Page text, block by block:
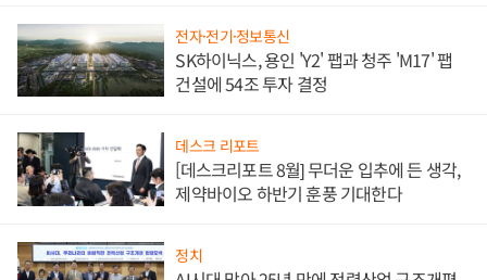
전자·전기·정보통신
SK하이닉스, 용인 'Y2' 팹과 청주 'M17' 팹
건설에 54조 투자 결정
데스크 리포트
[데스크리포트 8월] 무더운 입추에 든 생각,
제약바이오 하반기 훈풍 기대한다
정치